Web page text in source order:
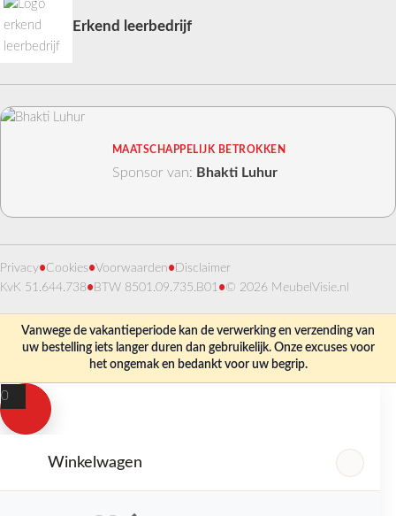
Erkend leerbedrijf
MAATSCHAPPELIJK BETROKKEN
Sponsor van: Bhakti Luhur
Privacy•Cookies•Voorwaarden• Disclaimer
KvK 51.644.738• BTW 8501.09.735.B01•© 2026 MeubelVisie.nl
Vanwege de vakantieperiode kan de verwerking en verzending van
uw bestelling iets langer duren dan gebruikelijk. Onze excuses voor
het ongemak en bedankt voor uw begrip.
0
Winkelwagen